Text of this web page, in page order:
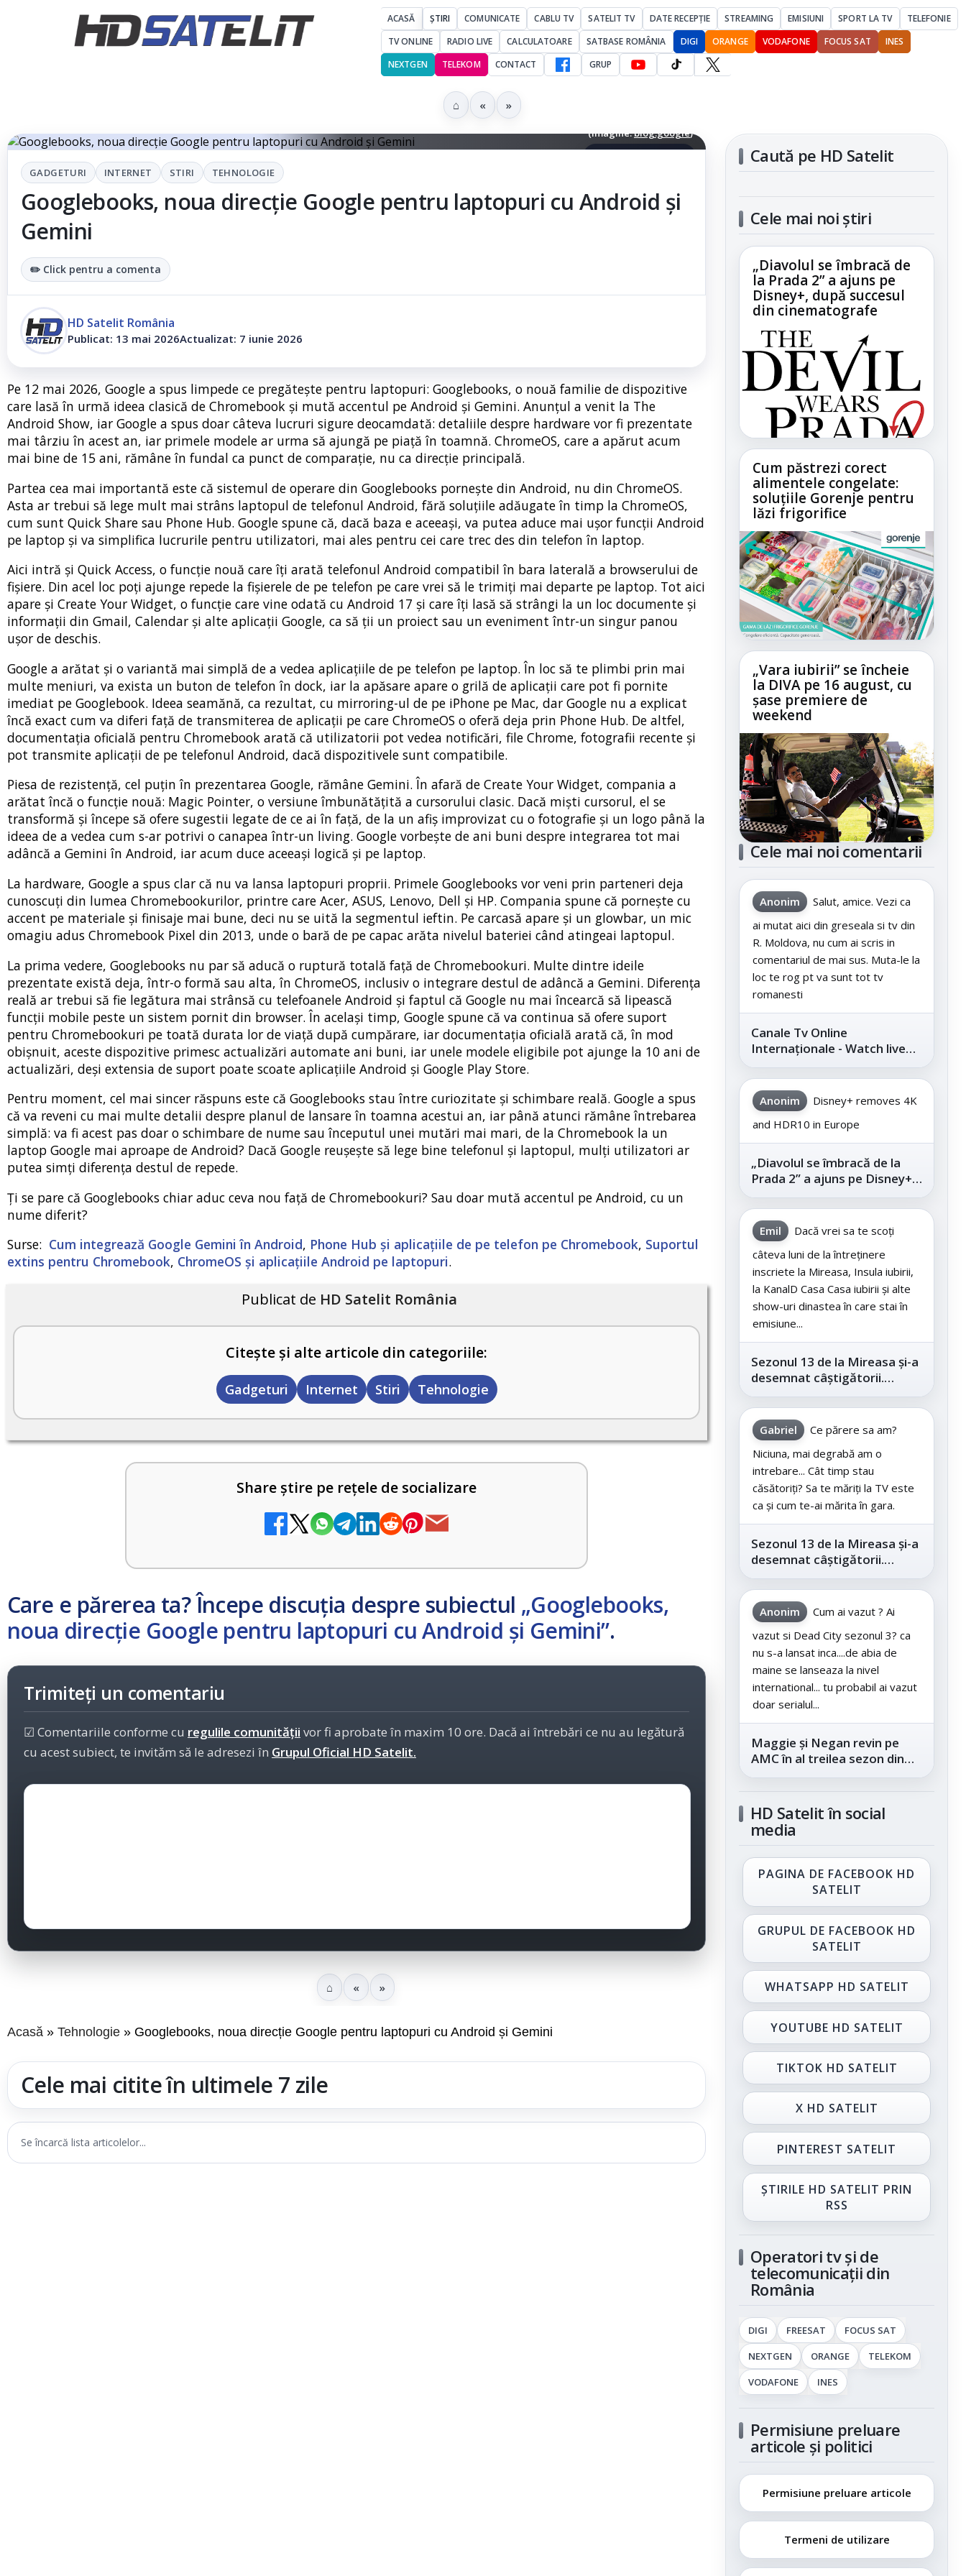
ACASĂ ȘTIRI COMUNICATE CABLU TV SATELIT TV DATE RECEPȚIE STREAMING EMISIUNI SPORT LA TV
TELEFONIE
TV ONLINE
RADIO LIVE CALCULATOARE SATBASE ROMÂNIA DIGI ORANGE VODAFONE FOCUS SAT
INES
NEXTGEN
TELEKOM CONTACT GRUP
⌂ « »
Laptop Googlebooks alături de un telefon Android, cu accent pe legătura dintre ele
(imagine:blog.google)
GADGETURI INTERNET STIRI TEHNOLOGIE
Googlebooks, noua direcție Google pentru laptopuri cu Android și
Gemini
✏️ Click pentru a comenta
HD Satelit România
Publicat: 13 mai 2026Actualizat: 7 iunie 2026
Pe 12 mai 2026, Google a spus limpede ce pregătește pentru laptopuri: Googlebooks, o nouă familie de dispozitive
care lasă în urmă ideea clasică de Chromebook și mută accentul pe Android și Gemini. Anunțul a venit la The
Android Show, iar Google a spus doar câteva lucruri sigure deocamdată: detaliile despre hardware vor fi prezentate
mai târziu în acest an, iar primele modele ar urma să ajungă pe piață în toamnă. ChromeOS, care a apărut acum
mai bine de 15 ani, rămâne în fundal ca punct de comparație, nu ca direcție principală.
Partea cea mai importantă este că sistemul de operare din Googlebooks pornește din Android, nu din ChromeOS.
Asta ar trebui să lege mult mai strâns laptopul de telefonul Android, fără soluțiile adăugate în timp la ChromeOS,
cum sunt Quick Share sau Phone Hub. Google spune că, dacă baza e aceeași, va putea aduce mai ușor funcții Android
pe laptop și va simplifica lucrurile pentru utilizatori, mai ales pentru cei care trec des din telefon în laptop.
Aici intră și Quick Access, o funcție nouă care îți arată telefonul Android compatibil în bara laterală a browserului de
fișiere. Din acel loc poți ajunge repede la fișierele de pe telefon pe care vrei să le trimiți mai departe pe laptop. Tot aici
apare și Create Your Widget, o funcție care vine odată cu Android 17 și care îți lasă să strângi la un loc documente și
informații din Gmail, Calendar și alte aplicații Google, ca să ții un proiect sau un eveniment într-un singur panou
ușor de deschis.
Google a arătat și o variantă mai simplă de a vedea aplicațiile de pe telefon pe laptop. În loc să te plimbi prin mai
multe meniuri, va exista un buton de telefon în dock, iar la apăsare apare o grilă de aplicații care pot fi pornite
imediat pe Googlebook. Ideea seamănă, ca rezultat, cu mirroring-ul de pe iPhone pe Mac, dar Google nu a explicat
încă exact cum va diferi față de transmiterea de aplicații pe care ChromeOS o oferă deja prin Phone Hub. De altfel,
documentația oficială pentru Chromebook arată că utilizatorii pot vedea notificări, file Chrome, fotografii recente și
pot transmite aplicații de pe telefonul Android, dacă dispozitivele sunt compatibile.
Piesa de rezistență, cel puțin în prezentarea Google, rămâne Gemini. În afară de Create Your Widget, compania a
arătat încă o funcție nouă: Magic Pointer, o versiune îmbunătățită a cursorului clasic. Dacă miști cursorul, el se
transformă și începe să ofere sugestii legate de ce ai în față, de la un afiș improvizat cu o fotografie și un logo până la
ideea de a vedea cum s-ar potrivi o canapea într-un living. Google vorbește de ani buni despre integrarea tot mai
adâncă a Gemini în Android, iar acum duce aceeași logică și pe laptop.
La hardware, Google a spus clar că nu va lansa laptopuri proprii. Primele Googlebooks vor veni prin parteneri deja
cunoscuți din lumea Chromebookurilor, printre care Acer, ASUS, Lenovo, Dell și HP. Compania spune că pornește cu
accent pe materiale și finisaje mai bune, deci nu se uită la segmentul ieftin. Pe carcasă apare și un glowbar, un mic
omagiu adus Chromebook Pixel din 2013, unde o bară de pe capac arăta nivelul bateriei când atingeai laptopul.
La prima vedere, Googlebooks nu par să aducă o ruptură totală față de Chromebookuri. Multe dintre ideile
prezentate există deja, într-o formă sau alta, în ChromeOS, inclusiv o integrare destul de adâncă a Gemini. Diferența
reală ar trebui să fie legătura mai strânsă cu telefoanele Android și faptul că Google nu mai încearcă să lipească
funcții mobile peste un sistem pornit din browser. În același timp, Google spune că va continua să ofere suport
pentru Chromebookuri pe toată durata lor de viață după cumpărare, iar documentația oficială arată că, în mod
obișnuit, aceste dispozitive primesc actualizări automate ani buni, iar unele modele eligibile pot ajunge la 10 ani de
actualizări, deși extensia de suport poate scoate aplicațiile Android și Google Play Store.
Pentru moment, cel mai sincer răspuns este că Googlebooks stau între curiozitate și schimbare reală. Google a spus
că va reveni cu mai multe detalii despre planul de lansare în toamna acestui an, iar până atunci rămâne întrebarea
simplă: va fi acest pas doar o schimbare de nume sau începutul unei mutări mai mari, de la Chromebook la un
laptop Google mai aproape de Android? Dacă Google reușește să lege bine telefonul și laptopul, mulți utilizatori ar
putea simți diferența destul de repede.
Ți se pare că Googlebooks chiar aduc ceva nou față de Chromebookuri? Sau doar mută accentul pe Android, cu un
nume diferit?
Surse: Cum integrează Google Gemini în Android, Phone Hub și aplicațiile de pe telefon pe Chromebook, Suportul
extins pentru Chromebook, ChromeOS și aplicațiile Android pe laptopuri.
Publicat de HD Satelit România
Citește și alte articole din categoriile:
Gadgeturi Internet Stiri Tehnologie
Share știre pe rețele de socializare
Care e părerea ta? Începe discuția despre subiectul „Googlebooks,
noua direcție Google pentru laptopuri cu Android și Gemini”.
Trimiteți un comentariu
☑ Comentariile conforme cu regulile comunității vor fi aprobate în maxim 10 ore. Dacă ai întrebări ce nu au legătură
cu acest subiect, te invităm să le adresezi în Grupul Oficial HD Satelit.
⌂ « »
Acasă Tehnologie Googlebooks, noua direcție Google pentru laptopuri cu Android și Gemini
Cele mai citite în ultimele 7 zile
Se încarcă lista articolelor...
Caută pe HD Satelit
Cele mai noi știri
„Diavolul se îmbracă de
la Prada 2” a ajuns pe
Disney+, după succesul
din cinematografe
Cum păstrezi corect
alimentele congelate:
soluțiile Gorenje pentru
lăzi frigorifice
„Vara iubirii” se încheie
la DIVA pe 16 august, cu
șase premiere de
weekend
Cele mai noi comentarii
Anonim
Salut, amice. Vezi ca
ai mutat aici din greseala si tv din
R. Moldova, nu cum ai scris in
comentariul de mai sus. Muta-le la
loc te rog pt va sunt tot tv
romanesti
Canale Tv Online
Internaționale - Watch live
channels legally
Anonim
Disney+ removes 4K
and HDR10 in Europe
„Diavolul se îmbracă de la
Prada 2” a ajuns pe Disney+,
după succesul din
cinematografe
Emil
Dacă vrei sa te scoți
câteva luni de la întreținere
inscriete la Mireasa, Insula iubirii,
la KanalD Casa Casa iubirii și alte
show-uri dinastea în care stai în
emisiune...
Sezonul 13 de la Mireasa și-a
desemnat câștigătorii.
Telespectatorii au decis care
este...
Gabriel
Ce părere sa am?
Niciuna, mai degrabă am o
intrebare... Cât timp stau
căsătoriți? Sa te măriți la TV este
ca și cum te-ai mărita în gara.
Sezonul 13 de la Mireasa și-a
desemnat câștigătorii.
Telespectatorii au decis care
este...
Anonim
Cum ai vazut ? Ai
vazut si Dead City sezonul 3? ca
nu s-a lansat inca....de abia de
maine se lanseaza la nivel
international... tu probabil ai vazut
doar serialul...
Maggie și Negan revin pe
AMC în al treilea sezon din
„The Walking Dead: Dead
HD Satelit în social
media
PAGINA DE FACEBOOK HD
SATELIT
GRUPUL DE FACEBOOK HD
SATELIT
WHATSAPP HD SATELIT
YOUTUBE HD SATELIT
TIKTOK HD SATELIT
X HD SATELIT
PINTEREST SATELIT
ȘTIRILE HD SATELIT PRIN
RSS
Operatori tv și de
telecomunicații din
România
DIGI FREESAT
FOCUS SAT
NEXTGEN
ORANGE
TELEKOM
VODAFONE
INES
Permisiune preluare
articole și politici
Permisiune preluare articole
Termeni de utilizare